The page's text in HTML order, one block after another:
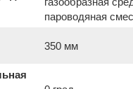
пароводяная
350 мм